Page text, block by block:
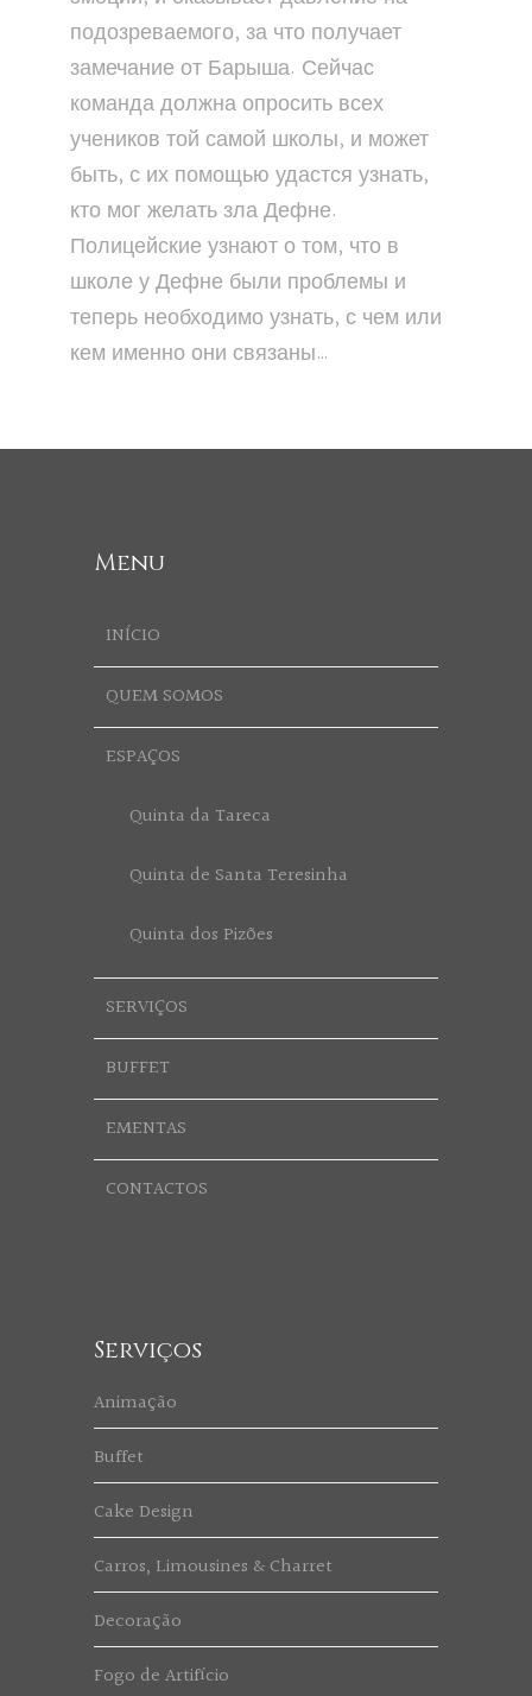
подозреваемого, за что получает
замечание от Барыша. Сейчас
команда должна опросить всех
учеников той самой школы, и может
быть, с их помощью удастся узнать,
кто мог желать зла Дефне.
Полицейские узнают о том, что в
школе у Дефне были проблемы и
теперь необходимо узнать, с чем или
кем именно они связаны…
Menu
INÍCIO
QUEM SOMOS
ESPAÇOS
Quinta da Tareca
Quinta de Santa Teresinha
Quinta dos Pizões
SERVIÇOS
BUFFET
EMENTAS
CONTACTOS
Serviços
Animação
Buffet
Cake Design
Carros, Limousines & Charret
Decoração
Fogo de Artifício